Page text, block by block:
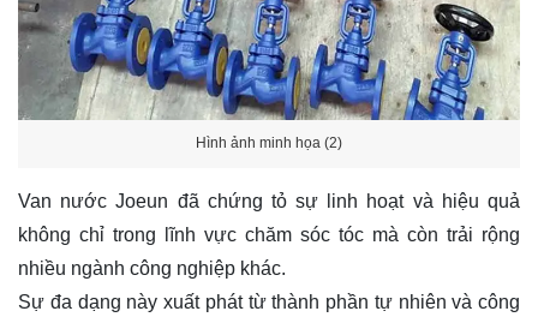
Hình ảnh minh họa (2)
Van nước Joeun đã chứng tỏ sự linh hoạt và hiệu quả
không chỉ trong lĩnh vực chăm sóc tóc mà còn trải rộng
nhiều ngành công nghiệp khác.
Sự đa dạng này xuất phát từ thành phần tự nhiên và công